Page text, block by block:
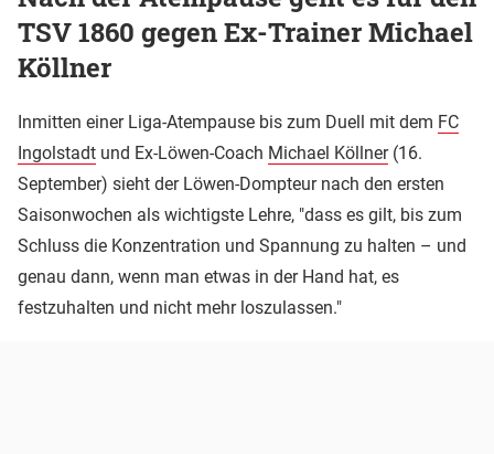
TSV 1860 gegen Ex-Trainer Michael
Köllner
Inmitten einer Liga-Atempause bis zum Duell mit dem FC
Ingolstadt und Ex-Löwen-Coach Michael Köllner(16.
September) sieht der Löwen-Dompteur nach den ersten
Saisonwochen als wichtigste Lehre, "dass es gilt, bis zum
Schluss die Konzentration und Spannung zu halten – und
genau dann, wenn man etwas in der Hand hat, es
festzuhalten und nicht mehr loszulassen."